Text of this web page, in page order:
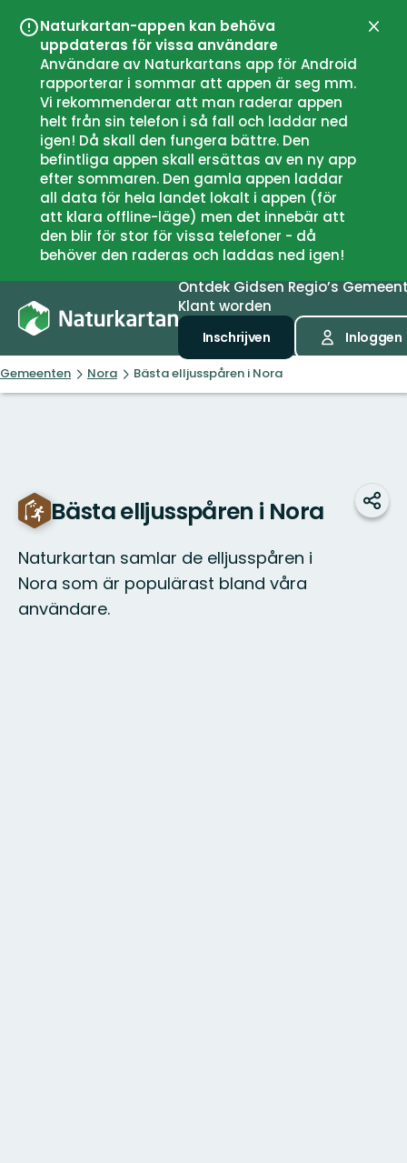
Naturkartan-appen kan behöva
uppdateras för vissa användare
Användare av Naturkartans app för Android
rapporterar i sommar att appen är seg mm.
Vi rekommenderar att man raderar appen
helt från sin telefon i så fall och laddar ned
igen! Då skall den fungera bättre. Den
befintliga appen skall ersättas av en ny app
efter sommaren. Den gamla appen laddar
all data för hela landet lokalt i appen (för
att klara offline-läge) men det innebär att
den blir för stor för vissa telefoner - då
behöver den raderas och laddas ned igen!
OntdekGidsenRegio’s
Klant worden
Inschrijven Inloggen
Gemeenten Nora Bästa elljusspåren i Nora
Bästa elljusspåren i Nora
Naturkartan samlar de elljusspåren i
Nora som är populärast bland våra
användare.